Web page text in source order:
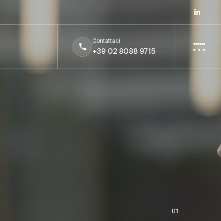
+39 02 8088 9715
Contattaci
01